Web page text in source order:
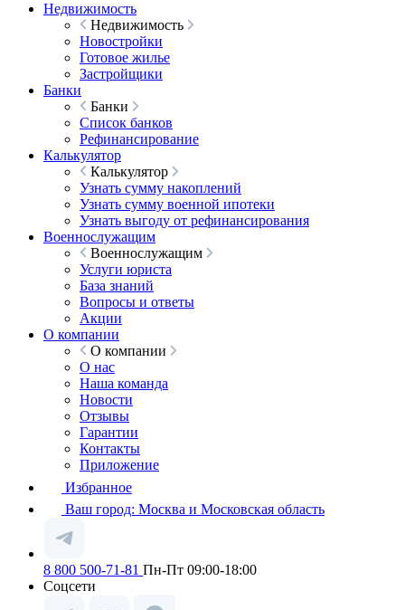
Недвижимость
Недвижимость
Новостройки
Готовое жилье
Застройщики
Банки
Банки
Список банков
Рефинансирование
Калькулятор
Калькулятор
Узнать сумму накоплений
Узнать сумму военной ипотеки
Узнать выгоду от рефинансирования
Военнослужащим
Военнослужащим
Услуги юриста
База знаний
Вопросы и ответы
Акции
О компании
О компании
О нас
Наша команда
Новости
Отзывы
Гарантии
Контакты
Приложение
Избранное
Ваш город: Москва и Московская область
8 800 500-71-81 Пн-Пт 09:00-18:00
Соцсети